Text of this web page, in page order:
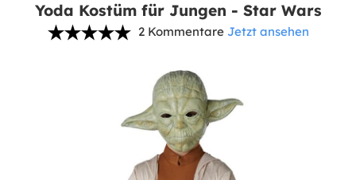
Yoda Kostüm für Jungen - Star Wars
2 Kommentare Jetzt ansehen